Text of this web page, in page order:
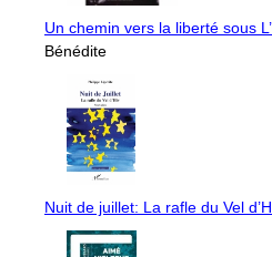
Un chemin vers la liberté sous
Bénédite
Nuit de juillet: La rafle du Vel